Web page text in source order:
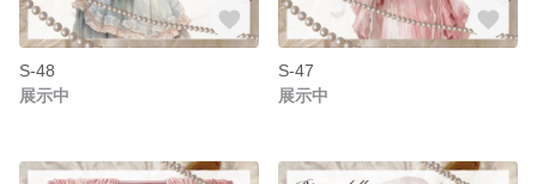
S-48
展示中
S-47
展示中